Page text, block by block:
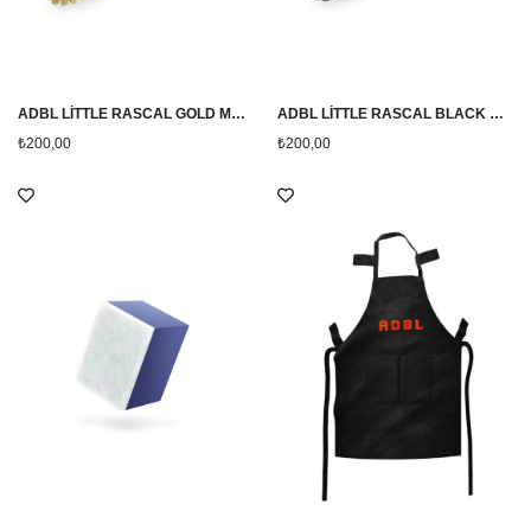
ADBL LİTTLE RASCAL GOLD METAL UÇLU AĞIR KİR FIRÇASI
₺200,00
ADBL LİTTLE RASCAL BLACK KÜÇÜK AĞIR KİR FİRÇASI
₺200,00